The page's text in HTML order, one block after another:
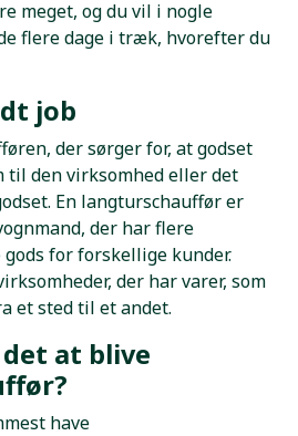
meget, og du vil i nogle
flere dage i træk, hvorefter du
job
der sørger for, at godset
til den virksomhed eller det
En langturschauffør er
der har flere
for forskellige kunder.
der har varer, som
et sted til et andet.
at blive
have